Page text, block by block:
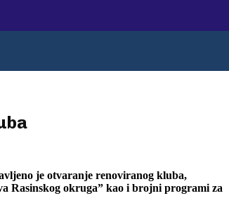
je otvaranje renoviranog kluba,
Rasinskog okruga” kao i brojni programi za